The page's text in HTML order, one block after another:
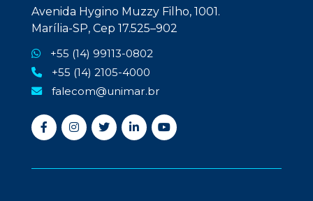
Avenida Hygino Muzzy Filho, 1001.
Marília-SP, Cep 17.525–902
+55 (14) 99113-0802
+55 (14) 2105-4000
falecom@unimar.br